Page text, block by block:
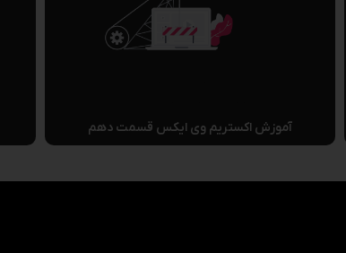
آموزش اکستریم وی ایکس قسمت دهم